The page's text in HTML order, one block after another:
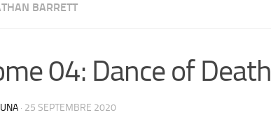
BARRETT
04: Dance of Death
· 25 SEPTEMBRE 2020